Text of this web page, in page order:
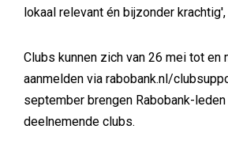
lokaal relevant én bijzonder
Clubs kunnen zich van 26 mei tot en
aanmelden via rabobank.nl/
september brengen Rabobank-
deelnemende clubs.